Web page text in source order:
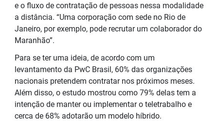
e o fluxo de contratação de pessoas nessa modalidade
a distância. “Uma corporação com sede no Rio de
Janeiro, por exemplo, pode recrutar um colaborador do
Maranhão”.
Para se ter uma ideia, de acordo com um
levantamento da PwC Brasil, 60% das organizações
nacionais pretendem contratar nos próximos meses.
Além disso, o estudo mostrou como 79% delas tem a
intenção de manter ou implementar o teletrabalho e
cerca de 68% adotarão um modelo híbrido.